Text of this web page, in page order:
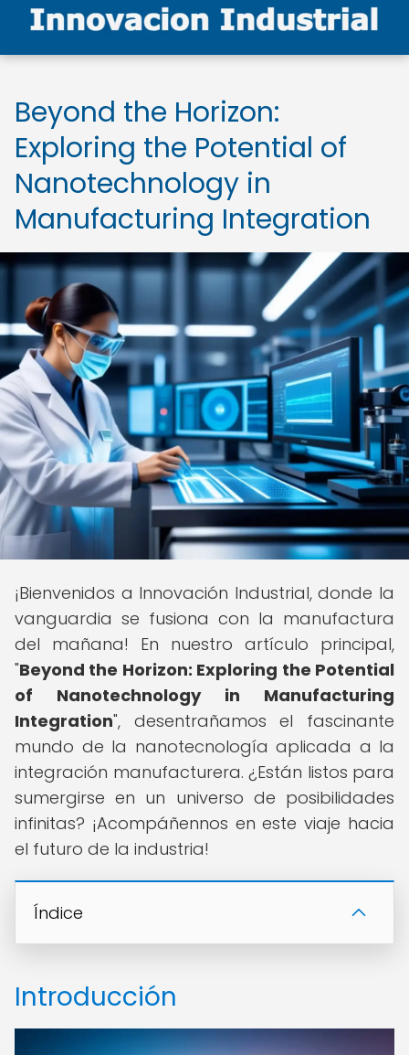
Beyond the Horizon:
Exploring the Potential of
Nanotechnology in
Manufacturing Integration
¡Bienvenidos a Innovación Industrial, donde la
vanguardia se fusiona con la manufactura
del mañana! En nuestro artículo principal,
"Beyond the Horizon: Exploring the Potential
of Nanotechnology in Manufacturing
Integration", desentrañamos el fascinante
mundo de la nanotecnología aplicada a la
integración manufacturera. ¿Están listos para
sumergirse en un universo de posibilidades
infinitas? ¡Acompáñennos en este viaje hacia
el futuro de la industria!
Índice
Introducción